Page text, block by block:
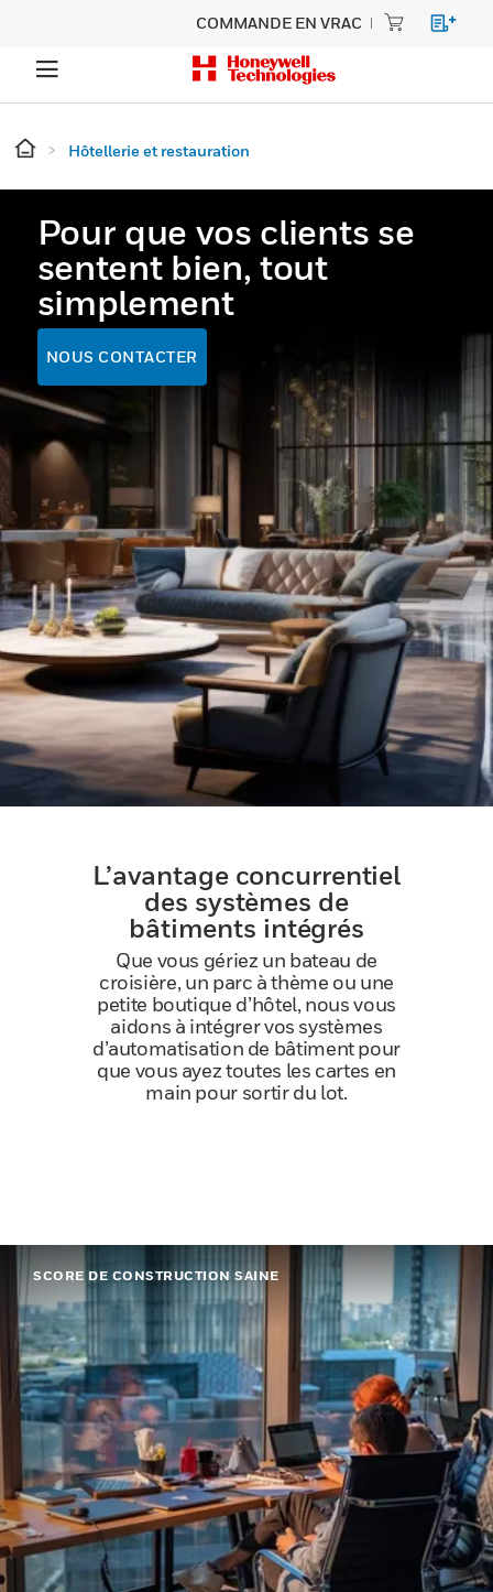
COMMANDE EN VRAC
Hôtellerie et restauration
Pour que vos clients se
sentent bien, tout
simplement
NOUS CONTACTER
L’avantage concurrentiel
des systèmes de
bâtiments intégrés
Que vous gériez un bateau de
croisière, un parc à thème ou une
petite boutique d’hôtel, nous vous
aidons à intégrer vos systèmes
d’automatisation de bâtiment pour
que vous ayez toutes les cartes en
main pour sortir du lot.
SCORE DE CONSTRUCTION SAINE